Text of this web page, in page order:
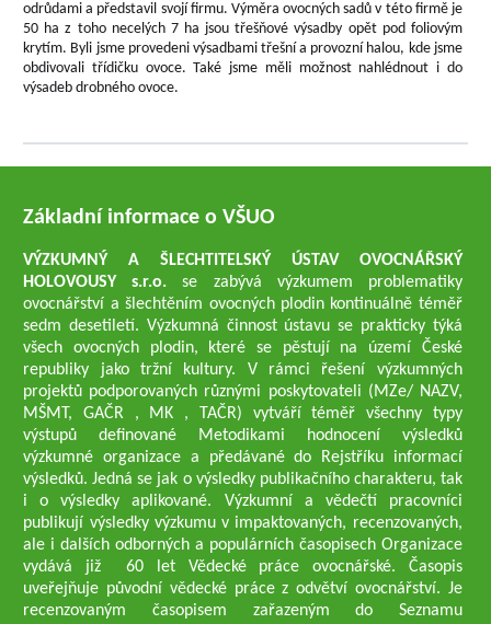
odrůdami a představil svojí firmu. Výměra ovocných sadů v této firmě je
50 ha z toho necelých 7 ha jsou třešňové výsadby opět pod foliovým
krytím. Byli jsme provedeni výsadbami třešní a provozní halou, kde jsme
obdivovali třídičku ovoce. Také jsme měli možnost nahlédnout i do
výsadeb drobného ovoce.
Základní informace o VŠUO
VÝZKUMNÝ A ŠLECHTITELSKÝ ÚSTAV OVOCNÁŘSKÝ
HOLOVOUSY s.r.o.se zabývá výzkumem problematiky
ovocnářství a šlechtěním ovocných plodin kontinuálně téměř
sedm desetiletí. Výzkumná činnost ústavu se prakticky týká
všech ovocných plodin, které se pěstují na území České
republiky jako tržní kultury. V rámci řešení výzkumných
projektů podporovaných různými poskytovateli (MZe/ NAZV,
MŠMT, GAČR , MK , TAČR) vytváří téměř všechny typy
výstupů definované Metodikami hodnocení výsledků
výzkumné organizace a předávané do Rejstříku informací
výsledků. Jedná se jak o výsledky publikačního charakteru, tak
i o výsledky aplikované. Výzkumní a vědečtí pracovníci
publikují výsledky výzkumu v impaktovaných, recenzovaných,
ale i dalších odborných a populárních časopisech Organizace
vydává již 60 let Vědecké práce ovocnářské. Časopis
uveřejňuje původní vědecké práce z odvětví ovocnářství. Je
recenzovaným časopisem zařazeným do Seznamu